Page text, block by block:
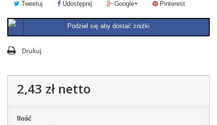
Tweetuj Udostępnij Google+ Pinterest
Podziel się aby dostać zniżki
Drukuj
2,43 złnetto
Ilość